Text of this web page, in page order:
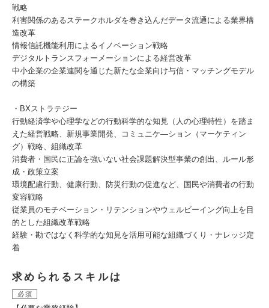
戦略
利害関係のあるステークホルダを巻き込んだデータ流通による業界構
造改革
情報信託機能利用によるイノベーション戦略
デジタルトランスフォーメーションによる経営改革
中小企業の企業連関を通じた新たな企業向け与信・マッチングモデル
の構築
・BXストラテジー
行動経済学や心理学などの行動科学的な知見（人の心理特性）を踏ま
えた経営戦略、新規事業開発、コミュニケ―ション（マーケティン
グ）戦略、組織改革
消費者・国民に正論を強いない社会課題解決型事業の創出、ルール形
成・政策立案
環境配慮行動、健康行動、防災行動の促進など、国民や消費者の行動
変容戦略
従業員のモチベーション・リテンションやウェルビーイング向上を目
的とした組織改革戦略
経験・勘ではなく科学的な知見を活用可能な組織づくり・ナレッジ定
着
求められるスキルは
必須